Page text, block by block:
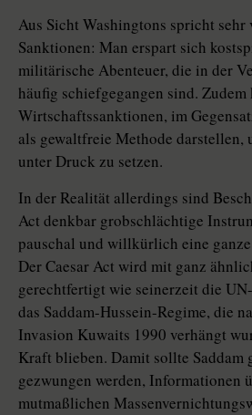
Aus Sicht Washingtons spricht
Sanktionen: Man erspart sich
militärische Abenteuer, die in der
häufig schiefgegangen sind. Zudem
Wirtschaftssanktionen, im
als gewaltfreie Methode darstellen,
unter Druck zu setzen.
In der Realität allerdings sind
Act denkbar grobschlächtige
pauschal und willkürlich eine
Der Caesar Act wird mit ganz
gerechtfertigt wie seinerzeit die
das Saddam-Hussein-Regime, die
Invasion Kuwaits 1990 verhängt
Kraft blieben. Damit sollte Saddam
gezwungen werden, Informationen
mutmaßlichen